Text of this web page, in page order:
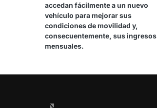
accedan fácilmente a un nuevo
vehículo para mejorar sus
condiciones de movilidad y,
consecuentemente, sus ingresos
mensuales.